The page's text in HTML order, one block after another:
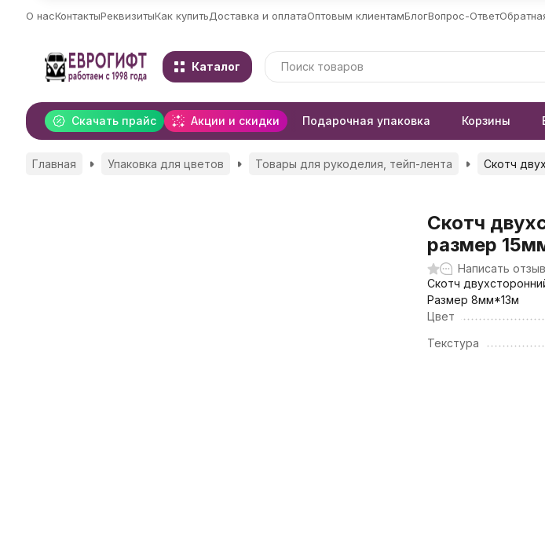
О насКонтактыРеквизитыКак купитьДоставка и оплатаОптовым клиентамБлогВопрос-Ответ
Каталог
Скачать прайс Акции и скидки Подарочная упаковка Корзины
Главная Упаковка для цветов Товары для рукоделия, тейп-лента Скотч
Скотч
размер
Написать отзыв
Скотч
Размер 8мм*13м
Цвет
Текстура